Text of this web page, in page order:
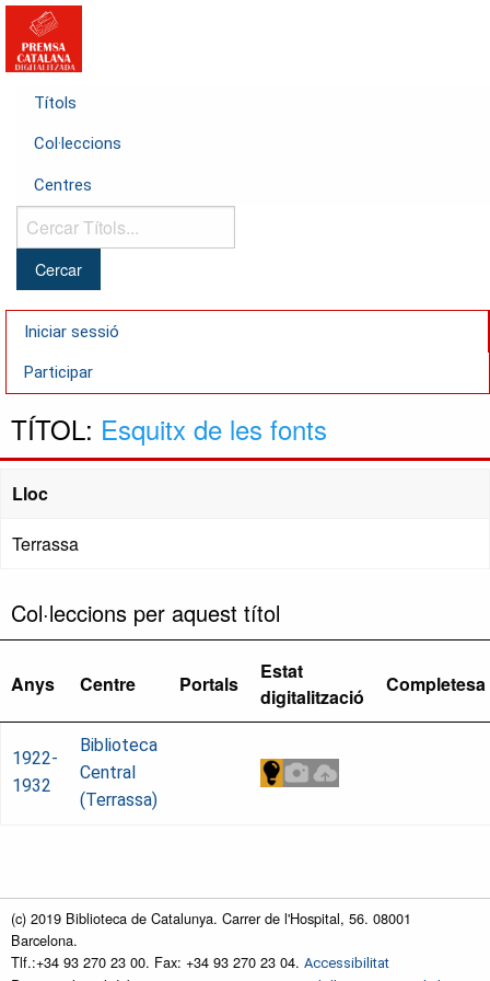
Títols
Col·leccions
Centres
Cercar
Títols...
Iniciar sessió
Participar
TÍTOL: Esquitx de les fonts
Lloc
Terrassa
Col·leccions per aquest títol
Anys Centre Portals
Estat
digitalització
Completesa
1922-
1932
Biblioteca
Central
(Terrassa)
(c) 2019 Biblioteca de Catalunya. Carrer de l'Hospital, 56. 08001
Barcelona.
Tlf.:+34 93 270 23 00. Fax: +34 93 270 23 04. Accessibilitat